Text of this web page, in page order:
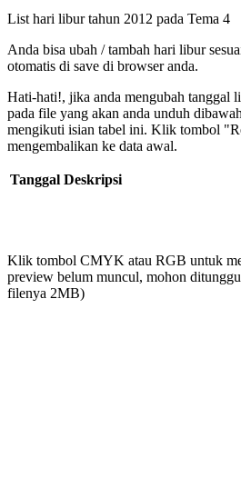
List hari libur tahun 2012 pada Tema 4
Anda bisa ubah / tambah hari libur
otomatis di save di browser anda.
Hati-hati!, jika anda mengubah tanggal
pada file yang akan anda unduh
mengikuti isian tabel ini. Klik tombol
mengembalikan ke data awal.
Tanggal Deskripsi
Klik tombol CMYK atau RGB untuk
preview belum muncul, mohon
filenya 2MB)